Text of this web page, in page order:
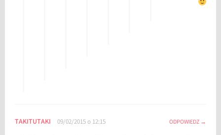
TAKITUTAKI 09/02/2015 o 12:15 ODPOWIEDZ